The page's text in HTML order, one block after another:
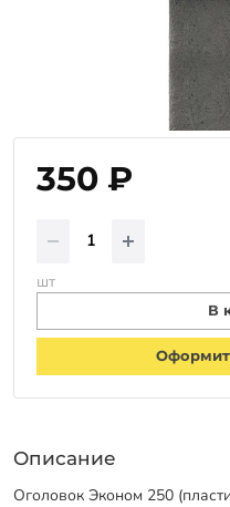
Программа
Вакансии
Калькулятор ЖБ
Заказать звонок
350 ₽
шт
В
Описание
Оголовок Эконом 250